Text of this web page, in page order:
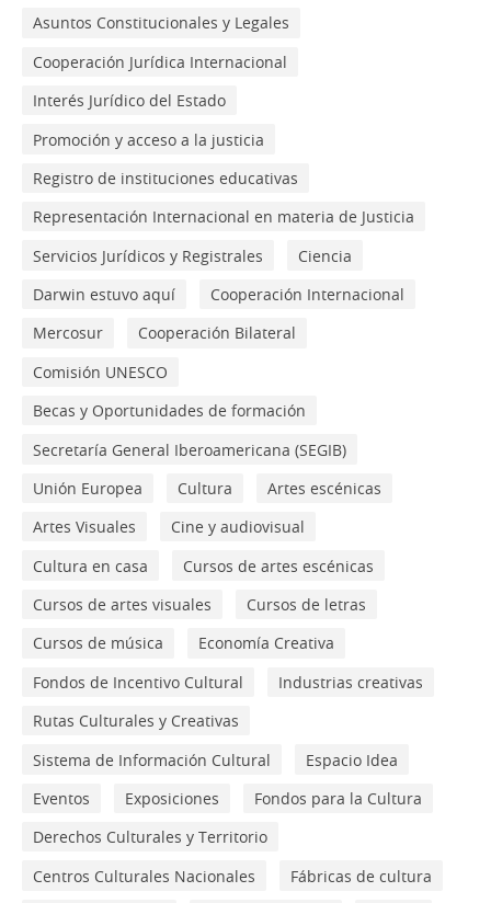
Asuntos Constitucionales y Legales
Cooperación Jurídica Internacional
Interés Jurídico del Estado
Promoción y acceso a la justicia
Registro de instituciones educativas
Representación Internacional en materia de Justicia
Servicios Jurídicos y Registrales
Ciencia
Darwin estuvo aquí
Cooperación Internacional
Mercosur
Cooperación Bilateral
Comisión UNESCO
Becas y Oportunidades de formación
Secretaría General Iberoamericana (SEGIB)
Unión Europea
Cultura
Artes escénicas
Artes Visuales
Cine y audiovisual
Cultura en casa
Cursos de artes escénicas
Cursos de artes visuales
Cursos de letras
Cursos de música
Economía Creativa
Fondos de Incentivo Cultural
Industrias creativas
Rutas Culturales y Creativas
Sistema de Información Cultural
Espacio Idea
Eventos
Exposiciones
Fondos para la Cultura
Derechos Culturales y Territorio
Centros Culturales Nacionales
Fábricas de cultura